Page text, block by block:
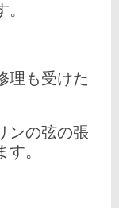
理も受けた
ンの弦の張
。